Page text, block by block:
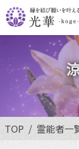
TOP 霊能者一